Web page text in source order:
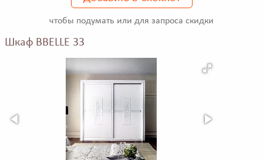
чтобы подумать или для запроса скидки
Шкаф BBELLE 33